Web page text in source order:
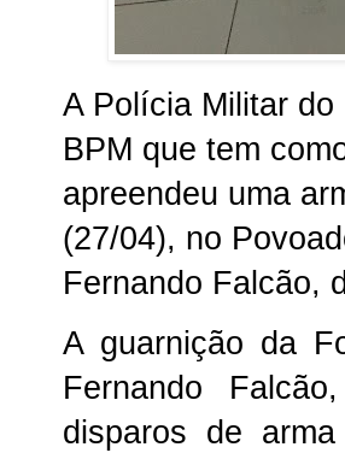
A Polícia Militar do
BPM que tem
apreendeu uma
(27/04), no
Fernando Falcão,
A guarnição da
Fernando
disparos de